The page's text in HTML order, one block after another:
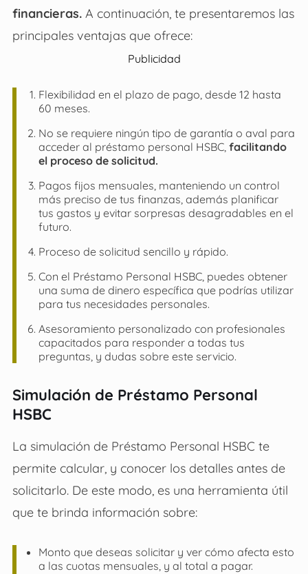
financieras. A continuación, te presentaremos las
principales ventajas que ofrece:
Publicidad
Flexibilidad en el plazo de pago, desde 12 hasta
60 meses.
No se requiere ningún tipo de garantía o aval para
acceder al préstamo personal HSBC, facilitando
el proceso de solicitud.
Pagos fijos mensuales, manteniendo un control
más preciso de tus finanzas, además planificar
tus gastos y evitar sorpresas desagradables en el
futuro.
Proceso de solicitud sencillo y rápido.
Con el Préstamo Personal HSBC, puedes obtener
una suma de dinero específica que podrías utilizar
para tus necesidades personales.
Asesoramiento personalizado con profesionales
capacitados para responder a todas tus
preguntas, y dudas sobre este servicio.
Simulación de Préstamo Personal
HSBC
La simulación dePréstamo Personal HSBC te
permite calcular, y conocer los detalles antes de
solicitarlo. De este modo, es una herramienta útil
que te brinda información sobre:
Monto que deseas solicitar y ver cómo afecta esto
a las cuotas mensuales, y al total a pagar.